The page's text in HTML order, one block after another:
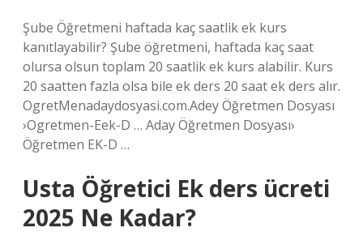
Şube Öğretmeni haftada kaç saatlik ek kurs
kanıtlayabilir? Şube öğretmeni, haftada kaç saat
olursa olsun toplam 20 saatlik ek kurs alabilir. Kurs
20 saatten fazla olsa bile ek ders 20 saat ek ders alır.
OgretMenadaydosyasi.com.Adey Öğretmen Dosyası
›Ogretmen-Eek-D … Aday Öğretmen Dosyası›
Öğretmen EK-D …
Usta Öğretici Ek ders ücreti
2025 Ne Kadar?